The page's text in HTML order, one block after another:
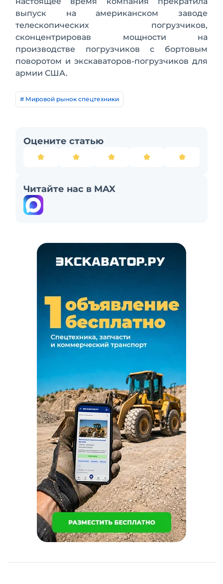
выпуск на американском заводе
телескопических погрузчиков,
сконцентрировав мощности на
производстве погрузчиков с бортовым
поворотом и экскаваторов-погрузчиков для
армии США.
# Мировой рынок спецтехники
Оцените статью
Читайте нас в MAX